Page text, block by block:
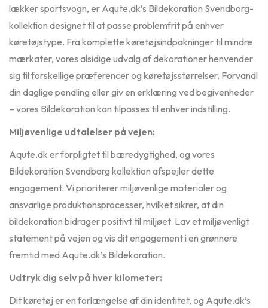
lækker sportsvogn, er Aqute.dk’s Bildekoration Svendborg-
kollektion designet til at passe problemfrit på enhver
køretøjstype. Fra komplette køretøjsindpakninger til mindre
mærkater, vores alsidige udvalg af dekorationer henvender
sig til forskellige præferencer og køretøjsstørrelser. Forvandl
din daglige pendling eller giv en erklæring ved begivenheder
– vores Bildekoration kan tilpasses til enhver indstilling.
Miljøvenlige udtalelser på vejen:
Aqute.dk er forpligtet til bæredygtighed, og vores
Bildekoration Svendborg kollektion afspejler dette
engagement. Vi prioriterer miljøvenlige materialer og
ansvarlige produktionsprocesser, hvilket sikrer, at din
bildekoration bidrager positivt til miljøet. Lav et miljøvenligt
statement på vejen og vis dit engagement i en grønnere
fremtid med Aqute.dk’s Bildekoration.
Udtryk dig selv på hver kilometer:
Dit køretøj er en forlængelse af din identitet, og Aqute.dk’s